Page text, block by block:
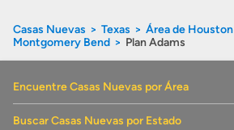
Casas Nuevas Texas Área de Houston
Montgomery Bend
Plan Adams
Encuentre Casas Nuevas por Área
Buscar Casas Nuevas por Estado